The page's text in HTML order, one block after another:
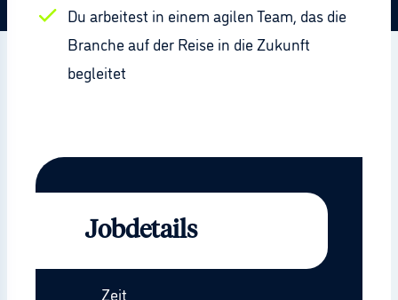
Jobdetails
Zeit
Du arbeitest in einem agilen Team, das die
Branche auf der Reise in die Zukunft
begleitet